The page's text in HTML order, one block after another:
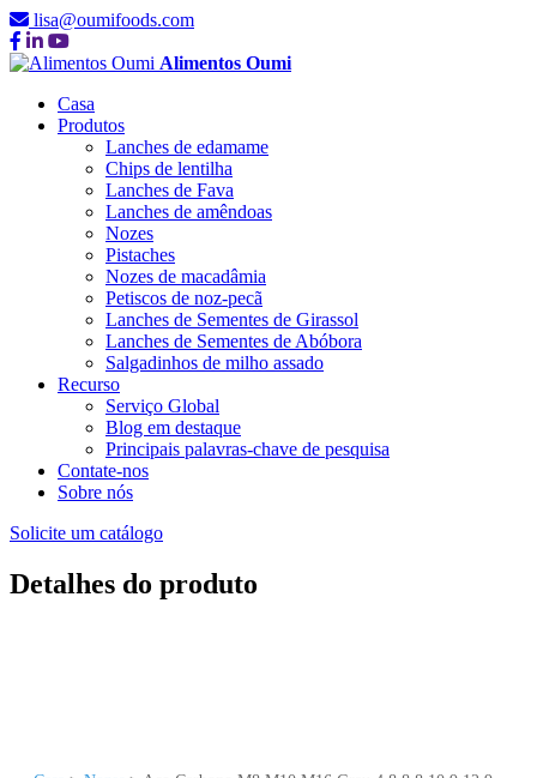
lisa@oumifoods.com
Alimentos Oumi
Casa
Produtos
Lanches de edamame
Chips de lentilha
Lanches de Fava
Lanches de amêndoas
Nozes
Pistaches
Nozes de macadâmia
Petiscos de noz-pecã
Lanches de Sementes de Girassol
Lanches de Sementes de Abóbora
Salgadinhos de milho assado
Recurso
Serviço Global
Blog em destaque
Principais palavras-chave de pesquisa
Contate-nos
Sobre nós
Solicite um catálogo
Detalhes do produto